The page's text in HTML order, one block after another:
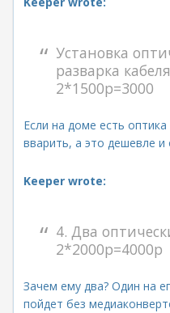
Установка
разварка
2*1500р=3000
Если на доме есть
вварить, а это дешевле и
Keeper wrote:
4. Два
2*2000р=4000р
Зачем ему два? Один на
пойдет без